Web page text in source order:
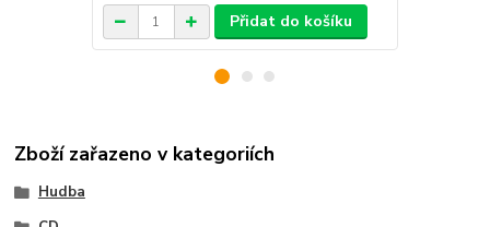
Přidat do košíku
Zboží zařazeno v kategoriích
Hudba